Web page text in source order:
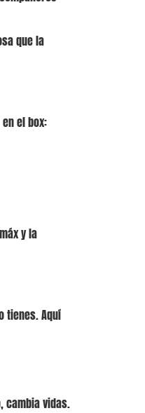
que la
el box:
y la
tienes. Aquí
cambia vidas.